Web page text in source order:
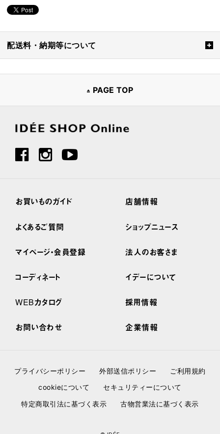
配送料・納期等について
PAGE TOP
お買いものガイド
よくあるご質問
マイページ・会員登録
コーディネート
WEBカタログ
お問い合わせ
店舗情報
ショップニュース
法人のお客さま
イデーについて
採用情報
企業情報
プライバシーポリシー 外部送信ポリシー
ご利用規約
cookieについて
セキュリティーについて
特定商取引法に基づく表示
古物営業法に基づく表示